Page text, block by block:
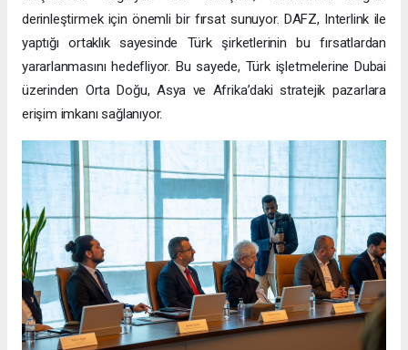
derinleştirmek için önemli bir fırsat sunuyor. DAFZ, Interlink ile
yaptığı ortaklık sayesinde Türk şirketlerinin bu fırsatlardan
yararlanmasını hedefliyor. Bu sayede, Türk işletmelerine Dubai
üzerinden Orta Doğu, Asya ve Afrika’daki stratejik pazarlara
erişim imkanı sağlanıyor.